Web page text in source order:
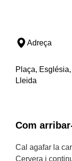
Adreça
Plaça,
Lleida
Com
Cal agafar la
Cervera i